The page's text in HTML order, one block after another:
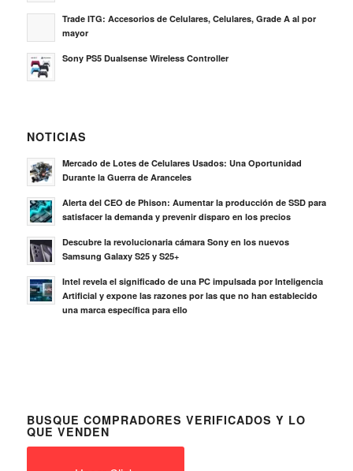
Trade ITG: Accesorios de Celulares, Celulares, Grade A al por
mayor
Sony PS5 Dualsense Wireless Controller
NOTICIAS
Mercado de Lotes de Celulares Usados: Una Oportunidad
Durante la Guerra de Aranceles
Alerta del CEO de Phison: Aumentar la producción de SSD para
satisfacer la demanda y prevenir disparo en los precios
Descubre la revolucionaria cámara Sony en los nuevos
Samsung Galaxy S25 y S25+
Intel revela el significado de una PC impulsada por Inteligencia
Artificial y expone las razones por las que no han establecido
una marca específica para ello
BUSQUE COMPRADORES VERIFICADOS Y LO
QUE VENDEN